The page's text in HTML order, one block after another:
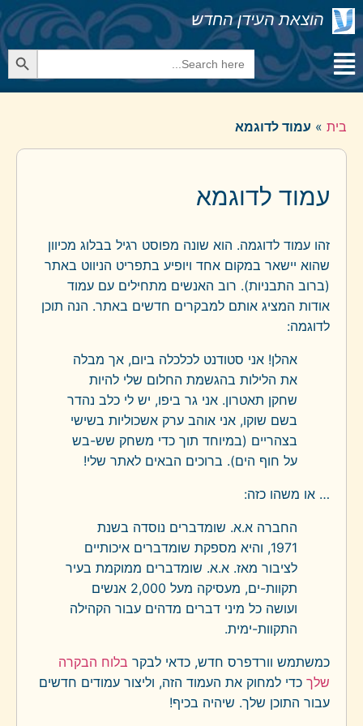
הוצאת העידן החדש
Search
for:
Search Button
בית » עמוד לדוגמא
עמוד לדוגמא
זהו עמוד לדוגמה. הוא שונה מפוסט רגיל בבלוג מכיוון
שהוא יישאר במקום אחד ויופיע בתפריט הניווט באתר
(ברוב התבניות). רוב האנשים מתחילים עם עמוד
אודות המציג אותם למבקרים חדשים באתר. הנה תוכן
לדוגמה:
אהלן! אני סטודנט לכלכלה ביום, אך מבלה
את הלילות בהגשמת החלום שלי להיות
שחקן תאטרון. אני גר ביפו, יש לי כלב נהדר
בשם שוקו, אני אוהב ערק אשכוליות בשישי
בצהריים (במיוחד תוך כדי משחק שש-בש
על חוף הים). ברוכים הבאים לאתר שלי!
… או משהו כזה:
החברה א.א. שומדברים נוסדה בשנת
1971, והיא מספקת שומדברים איכותיים
לציבור מאז. א.א. שומדברים ממוקמת בעיר
תקוות-ים, מעסיקה מעל 2,000 אנשים
ועושה כל מיני דברים מדהים עבור הקהילה
התקוות-ימית.
כמשתמש וורדפרס חדש, כדאי לבקר בלוח הבקרה
שלך כדי למחוק את העמוד הזה, וליצור עמודים חדשים
עבור התוכן שלך. שיהיה בכיף!